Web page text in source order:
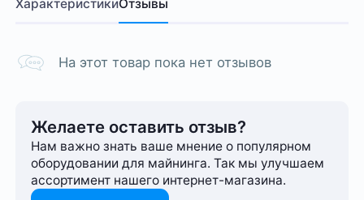
ХарактеристикиОтзывы
На этот товар пока нет отзывов
Желаете оставить отзыв?
Нам важно знать ваше мнение о популярном
оборудовании для майнинга. Так мы улучшаем
ассортимент нашего интернет-⁠магазина.